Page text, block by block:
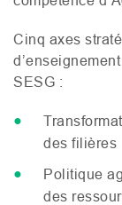
Cinq axes
SESG :
des filières
Politique
des